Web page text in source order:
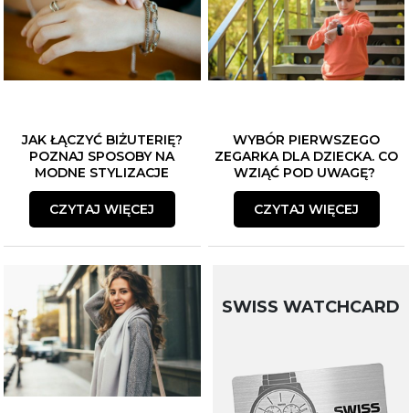
JAK ŁĄCZYĆ BIŻUTERIĘ?
POZNAJ SPOSOBY NA
MODNE STYLIZACJE
CZYTAJ WIĘCEJ
WYBÓR PIERWSZEGO
ZEGARKA DLA DZIECKA. CO
WZIĄĆ POD UWAGĘ?
CZYTAJ WIĘCEJ
SWISS WATCHCARD